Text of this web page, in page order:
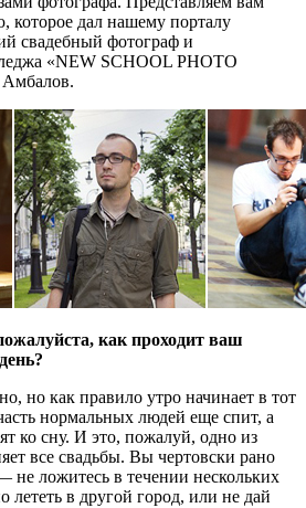
которое дал нашему порталу
свадебный фотограф и
«NEW SCHOOL PHOTO
как проходит ваш
но как правило утро начинает в тот
нормальных людей еще спит, а
ко сну. И это, пожалуй, одно из
все свадьбы. Вы чертовски рано
не ложитесь в течении нескольких
лететь в другой город, или не дай